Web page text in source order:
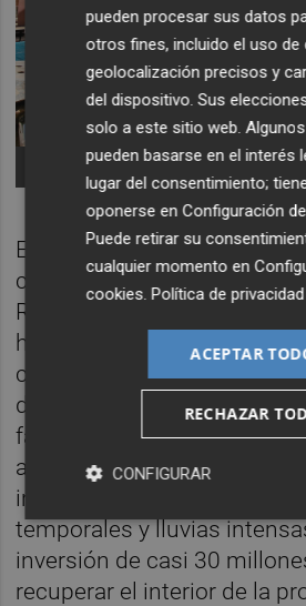
Foto: ANTONIO PRADAS
El plan inversor del Consell
contempla el desbloqueo
Ronda Oeste de Castelló,
histórica para la capital de la
contará con una inversión
de euros y cuyo proyecto se
fase de supervisión. De la
avanza en la recuperación de
infraestructuras forestales
temporales y lluvias
inversión de casi 30
recuperar el interior de la
pueden procesar sus datos
otros fines, incluido el uso de
geolocalización precisos y
del dispositivo. Sus
solo a este sitio web.
pueden basarse en el interés
lugar del consentimiento;
oponerse enConfiguración
Puede retirar su
cualquier momento en
cookies .Política de privacidad
ACEPTAR
RECHAZAR
CONFIGURAR